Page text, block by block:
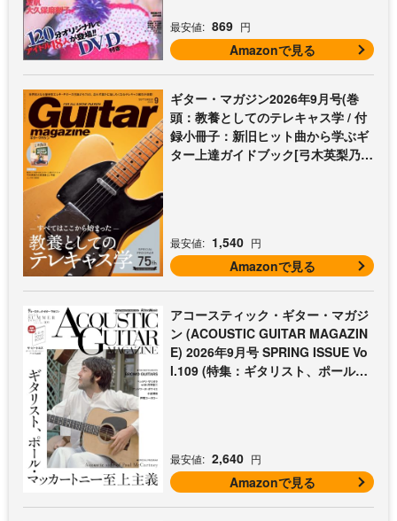
最安値: 869 円
Amazonで見る
ギター・マガジン2026年9月号(巻
頭：教養としてのテレキャス学 / 付
録小冊子：新旧ヒット曲から学ぶギ
ター上達ガイドブック[弓木英梨乃の
最安値: 1,540 円
Amazonで見る
アコースティック・ギター・マガジ
ン (ACOUSTIC GUITAR MAGAZIN
E) 2026年9月号 SPRING ISSUE Vo
l.109 (特集：ギタリスト、ポール・
最安値: 2,640 円
Amazonで見る